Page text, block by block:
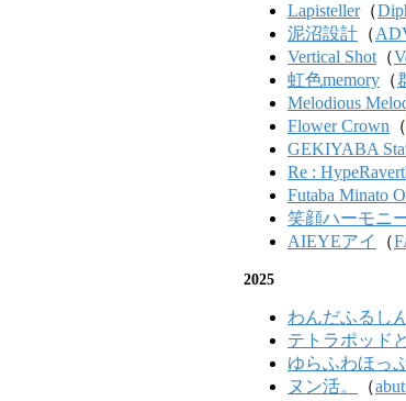
Lapisteller（
泥沼設計 （
Vertical Shot （
虹色memory （
Melodious
Flower Crown （
GEKIYABA
Re :
Futaba Minato
笑顔ハーモニ
AIEYEアイ
（
2025
わんだふるし
テトラポッド
ゆらふわほっぷ
ヌン活。
（